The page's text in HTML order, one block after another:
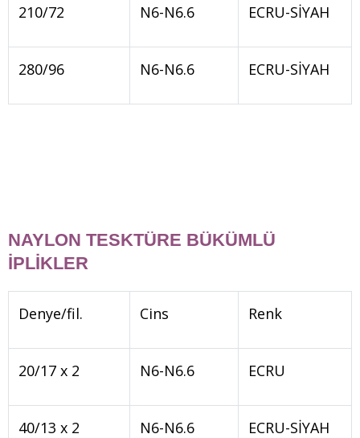
210/72 N6-N6.6 ECRU-SİYAH
280/96 N6-N6.6 ECRU-SİYAH
NAYLON TESKTÜRE BÜKÜMLÜ
İPLİKLER
Denye/fil. Cins Renk
20/17 x 2 N6-N6.6 ECRU
40/13 x 2 N6-N6.6 ECRU-SİYAH